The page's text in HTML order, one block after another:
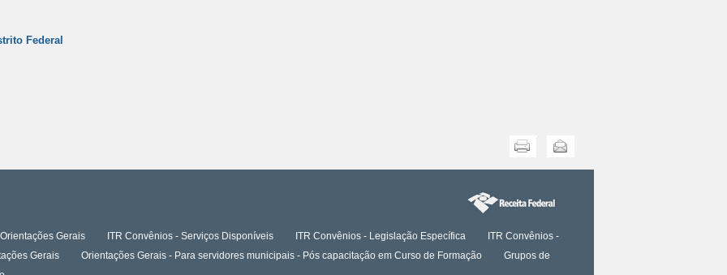
Federal
Enviar
Gerais ITR Convênios - Serviços Disponíveis ITR Convênios - Legislação Específica
ITR Convênios -
Gerais Orientações Gerais - Para servidores municipais - Pós capacitação em Curso de Formação
Grupos de